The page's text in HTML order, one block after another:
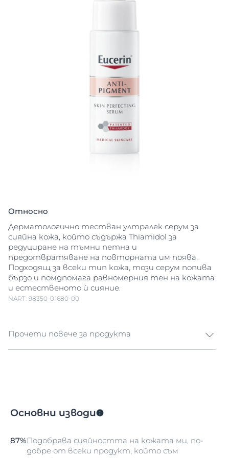
Относно
Дерматологично тестван ултралек серум за
сияйна кожа, който съдържа Thiamidol за
редуциране на тъмни петна и
предотвратяване на повторната им поява.
Подходящ за всеки тип кожа, този серум попива
бързо и помдпомага равномерния тен на кожата
и естественото ѝ сияние.
NART: 98350-01680-00
Прочети повече за продукта
меланин и образуване на тъмни петна. Тъмните
формата на старчески петна (наричани още
слънчеви петна), които придават неравномерен
Основни изводи
87%Подобрява сияйността на кожата ми, по-
добре от всеки продукт, който съм